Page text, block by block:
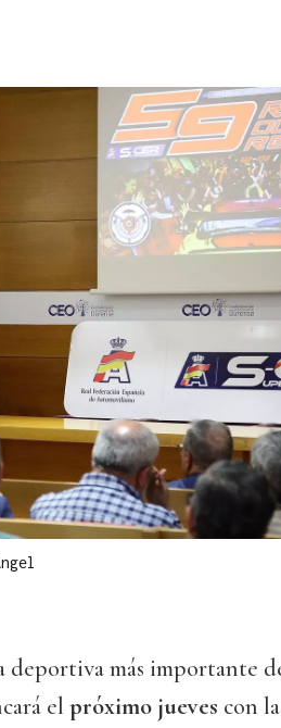
deportiva más importante
el próximo jueves con